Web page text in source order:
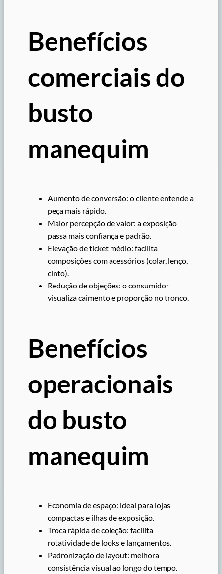
Benefícios
comerciais do
busto
manequim
Aumento de conversão: o cliente entende a
peça mais rápido.
Maior percepção de valor: a exposição
passa mais confiança e padrão.
Elevação de ticket médio: facilita
composições com acessórios (colar, lenço,
cinto).
Redução de objeções: o consumidor
visualiza caimento e proporção no tronco.
Benefícios
operacionais
do busto
manequim
Economia de espaço: ideal para lojas
compactas e ilhas de exposição.
Troca rápida de coleção: facilita
rotatividade de looks e lançamentos.
Padronização de layout: melhora
consistência visual ao longo do tempo.